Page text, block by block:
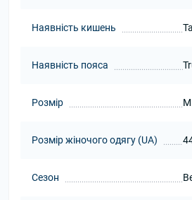
Наявність кишень
Наявність пояса
Розмір M
Розмір жіночого одягу (UA)
Сезон